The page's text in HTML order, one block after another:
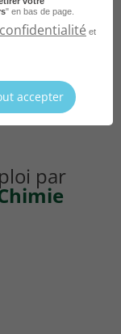
Rennes
par
" en bas de page.
et
accepter